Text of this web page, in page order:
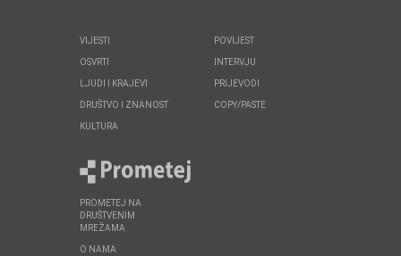
VIJESTI
OSVRTI
LJUDI I KRAJEVI
DRUŠTVO I ZNANOST
KULTURA
POVIJEST
INTERVJU
PRIJEVODI
COPY/PASTE
PROMETEJ NA
DRUŠTVENIM
MREŽAMA
O NAMA